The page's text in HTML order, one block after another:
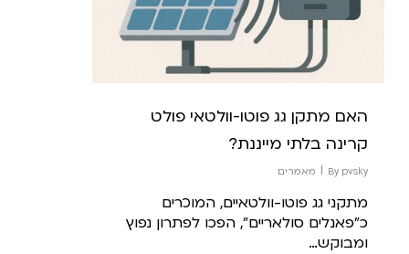
האם מתקן גג פוטו-וולטאי פולט
קרינה בלתי מייננת?
By pvsky מאמרים
מתקני גג פוטו-וולטאיים, המוכרים
כ"פאנלים סולאריים", הפכו לפתרון נפוץ
ומבוקש…